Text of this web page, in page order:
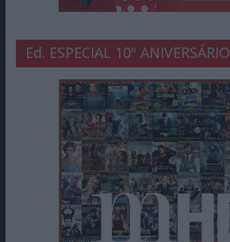
Ed. ESPECIAL 10º ANIVERSÁRIO